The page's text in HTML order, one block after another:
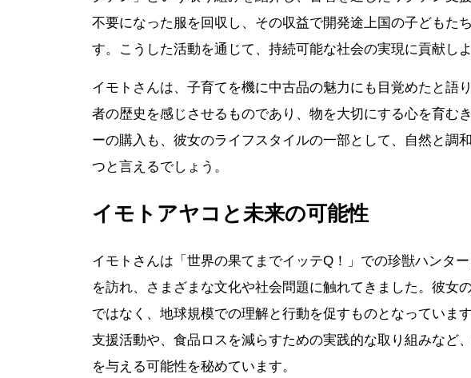
不要になった服を回収し、その収益で開発途上国の子どもた
す。こうした活動を通じて、持続可能な社会の実現に貢献し
イモトさんは、子育てを機に中古品の魅力にも目覚めたと語
者の歴史を感じさせるものであり、物を大切にする心を育む
ーの購入も、彼女のライフスタイルの一部として、自然と調
つと言えるでしょう。
イモトアヤコと未来の可能性
イモトさんは「世界の果てまでイッテQ！」での珍獣ハンタ
を訪れ、さまざまな文化や社会問題に触れてきました。彼女
ではなく、地球規模での理解と行動を促すものとなっていま
支援活動や、食品ロスを減らすための実践的な取り組みなど
を与える可能性を秘めています。